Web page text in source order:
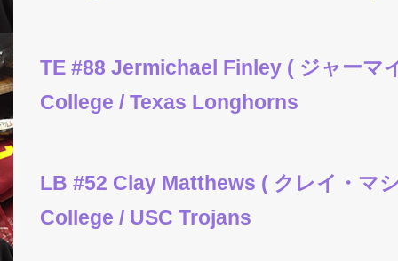
TE #88 Jermichael Finley ( ジャーマ
College / Texas Longhorns
LB #52 Clay Matthews ( クレイ・マ
College / USC Trojans